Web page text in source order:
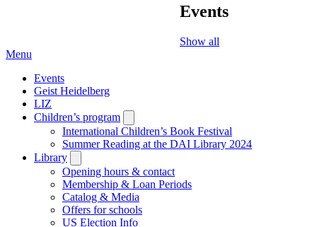
Events
Show all
Menu
Events
Geist Heidelberg
LIZ
Children’s program
submenu
International Children’s Book Festival
Summer Reading at the DAI Library 2024
Library
submenu
Opening hours & contact
Membership & Loan Periods
Catalog & Media
Offers for schools
US Election Info